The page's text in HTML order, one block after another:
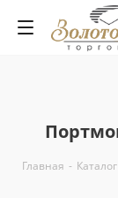
Главная - Каталог